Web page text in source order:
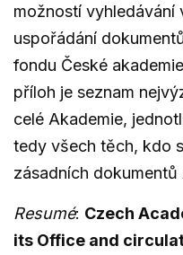
možností vyhledávání
uspořádání
fondu České
příloh je seznam
celé Akademie,
tedy všech těch, kdo
zásadních dokumentů
Resumé: Czech
its Office and